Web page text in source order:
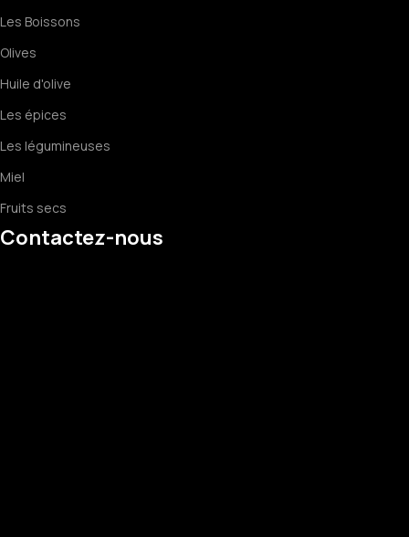
Les Boissons
Olives
Huile d'olive
Les épices
Les légumineuses
Miel
Fruits secs
Contactez-nous